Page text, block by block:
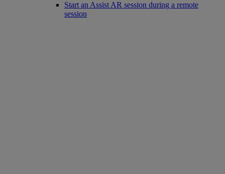
Start an Assist AR session during a remote
session